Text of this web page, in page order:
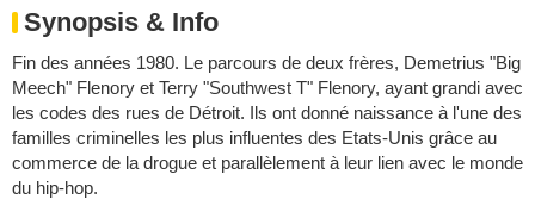
Synopsis & Info
Fin des années 1980. Le parcours de deux frères, Demetrius "Big
Meech" Flenory et Terry "Southwest T" Flenory, ayant grandi avec
les codes des rues de Détroit. Ils ont donné naissance à l'une des
familles criminelles les plus influentes des Etats-Unis grâce au
commerce de la drogue et parallèlement à leur lien avec le monde
du hip-hop.